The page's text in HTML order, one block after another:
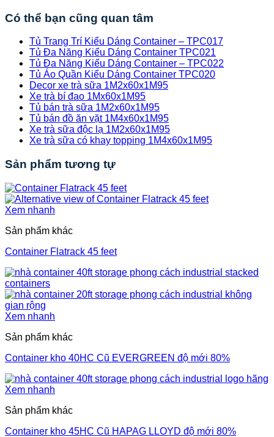
Có thể bạn cũng quan tâm
Tủ Trang Trí Kiểu Dáng Container – TPC017
Tủ Đa Năng Kiểu Dáng Container TPC021
Tủ Đa Năng Kiểu Dáng Container – TPC022
Tủ Áo Quần Kiểu Dáng Container TPC020
Decor xe trà sữa 1M2x60x1M95
Xe trà bí đao 1Mx60x1M95
Tủ bán trà sữa 1M2x60x1M95
Tủ bán đồ ăn vặt 1M4x60x1M95
Xe trà sữa độc lạ 1M2x60x1M95
Xe trà sữa có khay topping 1M4x60x1M95
Sản phẩm tương tự
Xem nhanh
Sản phẩm khác
Container Flatrack 45 feet
Xem nhanh
Sản phẩm khác
Container kho 40HC Cũ EVERGREEN độ mới 80%
Xem nhanh
Sản phẩm khác
Container kho 45HC Cũ HAPAG LLOYD độ mới 80%